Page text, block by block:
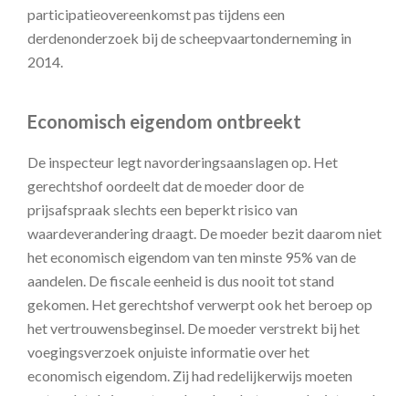
participatieovereenkomst pas tijdens een
derdenonderzoek bij de scheepvaartonderneming in
2014.
Economisch eigendom ontbreekt
De inspecteur legt navorderingsaanslagen op. Het
gerechtshof oordeelt dat de moeder door de
prijsafspraak slechts een beperkt risico van
waardeverandering draagt. De moeder bezit daarom niet
het economisch eigendom van ten minste 95% van de
aandelen. De fiscale eenheid is dus nooit tot stand
gekomen. Het gerechtshof verwerpt ook het beroep op
het vertrouwensbeginsel. De moeder verstrekt bij het
voegingsverzoek onjuiste informatie over het
economisch eigendom. Zij had redelijkerwijs moeten